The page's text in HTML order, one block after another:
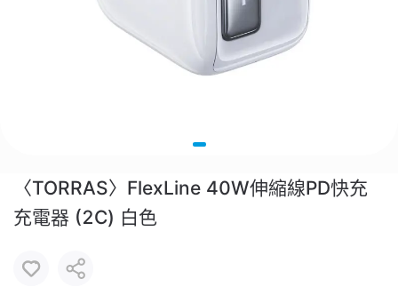
〈TORRAS〉FlexLine 40W伸縮線PD快充
充電器 (2C) 白色